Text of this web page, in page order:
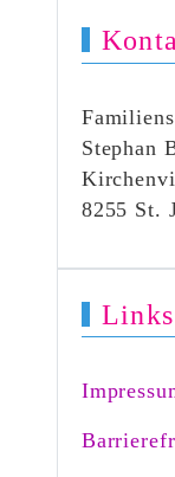
Stephan
8255 St.
Links